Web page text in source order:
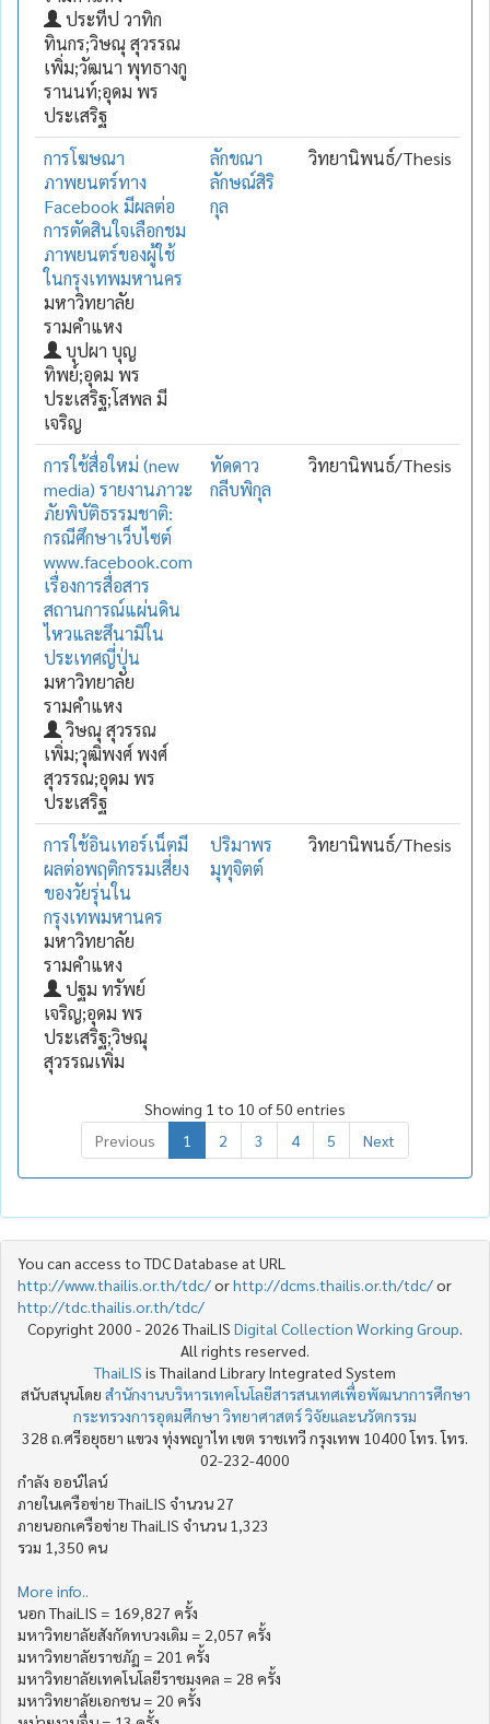
ประทีป วาทิก
ทินกร;วิษณุ สุวรรณ
เพิ่ม;วัฒนา พุทธางกู
รานนท์;อุดม พร
ประเสริฐ
การโฆษณา
ภาพยนตร์ทาง
Facebook มีผลต่อ
การตัดสินใจเลือกชม
ภาพยนตร์ของผู้ใช้
ในกรุงเทพมหานคร
มหาวิทยาลัย
รามคำแหง
บุปผา บุญ
ทิพย์;อุดม พร
ประเสริฐ;โสพล มี
เจริญ
ลักขณา
ลักษณ์สิริ
กุล
วิทยานิพนธ์/Thesis
การใช้สื่อใหม่ (new
media) รายงานภาวะ
ภัยพิบัติธรรมชาติ:
กรณีศึกษาเว็บไซต์
www.facebook.com
เรื่องการสื่อสาร
สถานการณ์แผ่นดิน
ไหวและสึนามิใน
ประเทศญี่ปุ่น
มหาวิทยาลัย
รามคำแหง
วิษณุ สุวรรณ
เพิ่ม;วุฒิพงศ์ พงศ์
สุวรรณ;อุดม พร
ประเสริฐ
ทัดดาว
กลีบพิกุล
วิทยานิพนธ์/Thesis
การใช้อินเทอร์เน็ตมี
ผลต่อพฤติกรรมเสี่ยง
ของวัยรุ่นใน
กรุงเทพมหานคร
มหาวิทยาลัย
รามคำแหง
ปฐม ทรัพย์
เจริญ;อุดม พร
ประเสริฐ;วิษณุ
สุวรรณเพิ่ม
ปริมาพร
มุทุจิตต์
วิทยานิพนธ์/Thesis
Showing 1 to 10 of 50 entries
Previous
1 2 3 4 5 Next
You can access to TDC Database at URL
http://www.thailis.or.th/tdc/orhttp://dcms.thailis.or.th/tdc/or
http://tdc.thailis.or.th/tdc/
Copyright 2000 - 2026 ThaiLIS Digital Collection Working Group
All rights reserved.
ThaiLIS is Thailand Library Integrated System
สนับสนุนโดย สำนักงานบริหารเทคโนโลยีสารสนเทศเพื่อพัฒนาการศึกษา
กระทรวงการอุดมศึกษา วิทยาศาสตร์ วิจัยและนวัตกรรม
328 ถ.ศรีอยุธยา แขวง ทุ่งพญาไท เขต ราชเทวี กรุงเทพ 10400 โทร. โทร.
02-232-4000
กำลัง ออน์ไลน์
ภายในเครือข่าย ThaiLIS จำนวน 27
ภายนอกเครือข่าย ThaiLIS จำนวน 1,323
รวม 1,350 คน
More info..
นอก ThaiLIS = 169,827 ครั้ง
มหาวิทยาลัยสังกัดทบวงเดิม = 2,057 ครั้ง
มหาวิทยาลัยราชภัฏ = 201 ครั้ง
มหาวิทยาลัยเทคโนโลยีราชมงคล = 28 ครั้ง
มหาวิทยาลัยเอกชน = 20 ครั้ง